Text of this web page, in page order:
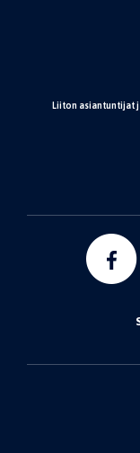
Liiton asiantuntijat